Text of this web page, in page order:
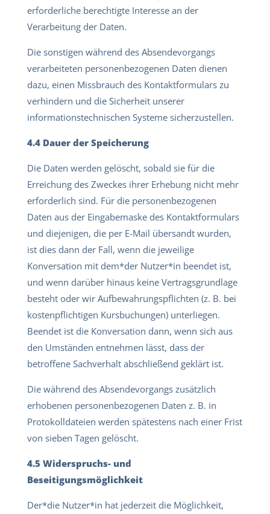
erforderliche berechtigte Interesse an der
Verarbeitung der Daten.
Die sonstigen während des Absendevorgangs
verarbeiteten personenbezogenen Daten dienen
dazu, einen Missbrauch des Kontaktformulars zu
verhindern und die Sicherheit unserer
informationstechnischen Systeme sicherzustellen.
4.4 Dauer der Speicherung
Die Daten werden gelöscht, sobald sie für die
Erreichung des Zweckes ihrer Erhebung nicht mehr
erforderlich sind. Für die personenbezogenen
Daten aus der Eingabemaske des Kontaktformulars
und diejenigen, die per E-Mail übersandt wurden,
ist dies dann der Fall, wenn die jeweilige
Konversation mit dem*der Nutzer*in beendet ist,
und wenn darüber hinaus keine Vertragsgrundlage
besteht oder wir Aufbewahrungspflichten (z. B. bei
kostenpflichtigen Kursbuchungen) unterliegen.
Beendet ist die Konversation dann, wenn sich aus
den Umständen entnehmen lässt, dass der
betroffene Sachverhalt abschließend geklärt ist.
Die während des Absendevorgangs zusätzlich
erhobenen personenbezogenen Daten z. B. in
Protokolldateien werden spätestens nach einer Frist
von sieben Tagen gelöscht.
4.5 Widerspruchs- und
Beseitigungsmöglichkeit
Der*die Nutzer*in hat jederzeit die Möglichkeit,